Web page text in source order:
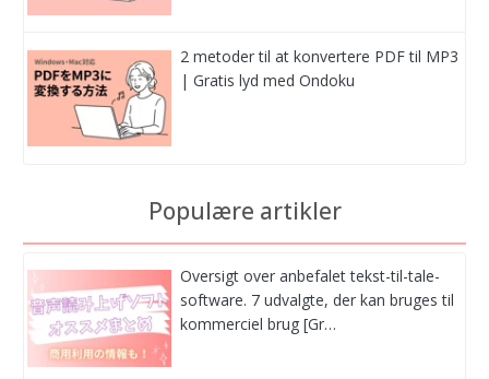
2 metoder til at konvertere PDF til MP3
| Gratis lyd med Ondoku
Populære artikler
Oversigt over anbefalet tekst-til-tale-
software. 7 udvalgte, der kan bruges til
kommerciel brug [Gr…